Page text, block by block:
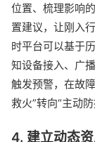
位置、梳理影响
置建议，让刚入
时平台可以基于
知设备接入、广
触发预警，在故
救火”转向“主动防
4. 建立动态